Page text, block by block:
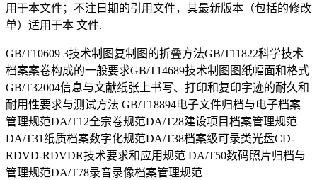
用于本文件；不注日期的引用文件，其最新版本（包括的修改
单）适用于本 文件.
GB/T10609 3技术制图复制图的折叠方法GB/T11822科学技术
档案案卷构成的一般要求GB/T14689技术制图图纸幅面和格式
GB/T32004信息与文献纸张上书写、打印和复印字迹的耐久和
耐用性要求与测试方法 GB/T18894电子文件归档与电子档案
管理规范DA/T12全宗卷规范DA/T28建设项目档案管理规范
DA/T31纸质档案数字化规范DA/T38档案级可录类光盘CD-
RDVD-RDVDR技术要求和应用规范 DA/T50数码照片归档与
管理规范DA/T78录音录像档案管理规范